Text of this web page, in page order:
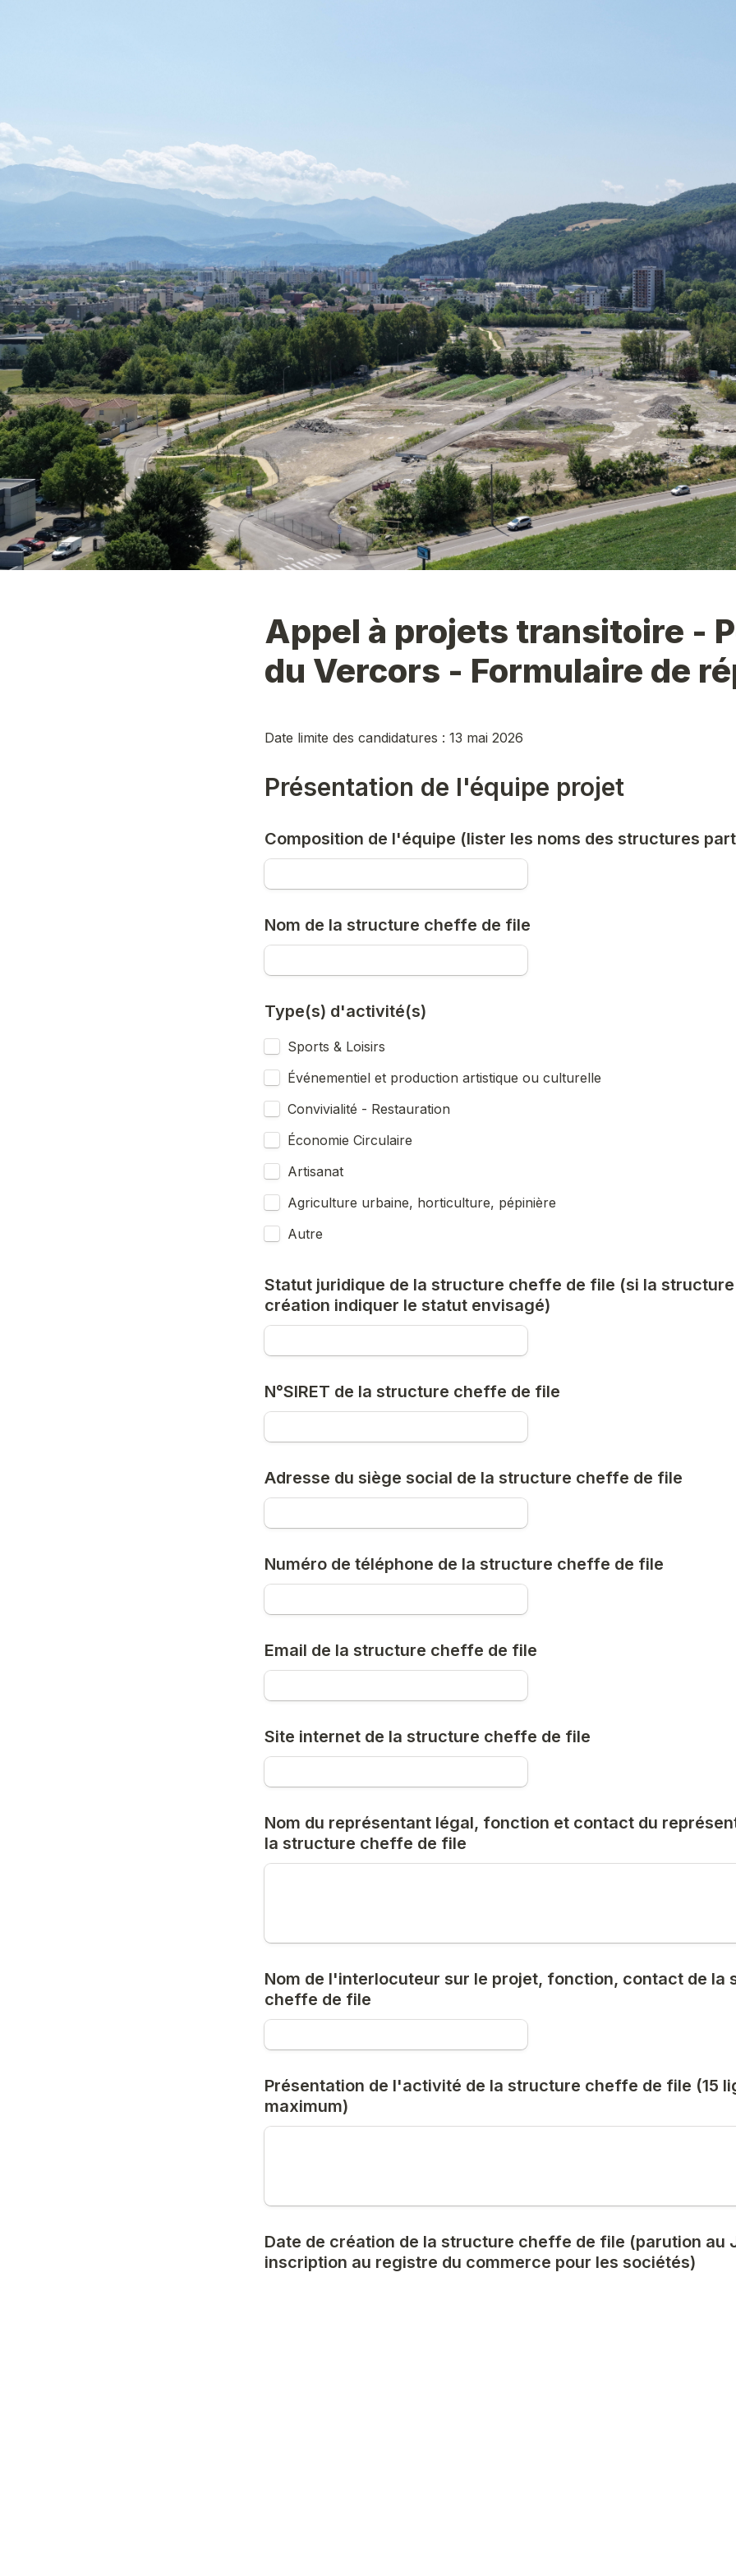
Appel à projets transitoire -
du Vercors - Formulaire de
Date limite des candidatures : 13 mai 2026
Présentation de l'équipe projet
Composition de l'équipe (lister les noms des structures
Nom de la structure cheffe de file
Type(s) d'activité(s)
Sports & Loisirs
Événementiel et production artistique ou culturelle
Convivialité - Restauration
Économie Circulaire
Artisanat
Agriculture urbaine, horticulture, pépinière
Autre
Statut juridique de la structure cheffe de file (si la
création indiquer le statut envisagé)
N°SIRET de la structure cheffe de file
Adresse du siège social de la structure cheffe de file
Numéro de téléphone de la structure cheffe de file
Email de la structure cheffe de file
Site internet de la structure cheffe de file
Nom du représentant légal, fonction et contact du
la structure cheffe de file
Nom de l'interlocuteur sur le projet, fonction, contact de la
cheffe de file
Présentation de l'activité de la structure cheffe de file (15
maximum)
Date de création de la structure cheffe de file (parution au
inscription au registre du commerce pour les sociétés)